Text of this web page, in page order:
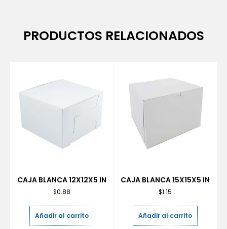
PRODUCTOS RELACIONADOS
CAJA BLANCA 12X12X5 IN
$0.88
Añadir al carrito
CAJA BLANCA 15X15X5 IN
$1.15
Añadir al carrito